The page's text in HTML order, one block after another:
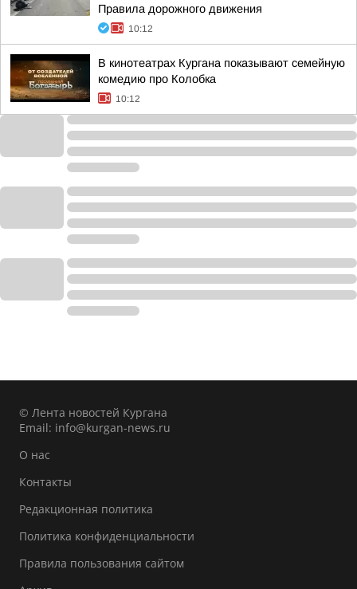
Правила дорожного движения
10:12
В кинотеатрах Кургана показывают семейную
комедию про Колобка
10:12
© Лента новостей Кургана
Email: info@kurgan-news.ru
О нас
Контакты
Редакционная политика
Политика конфиденциальности
Правила пользования сайтом